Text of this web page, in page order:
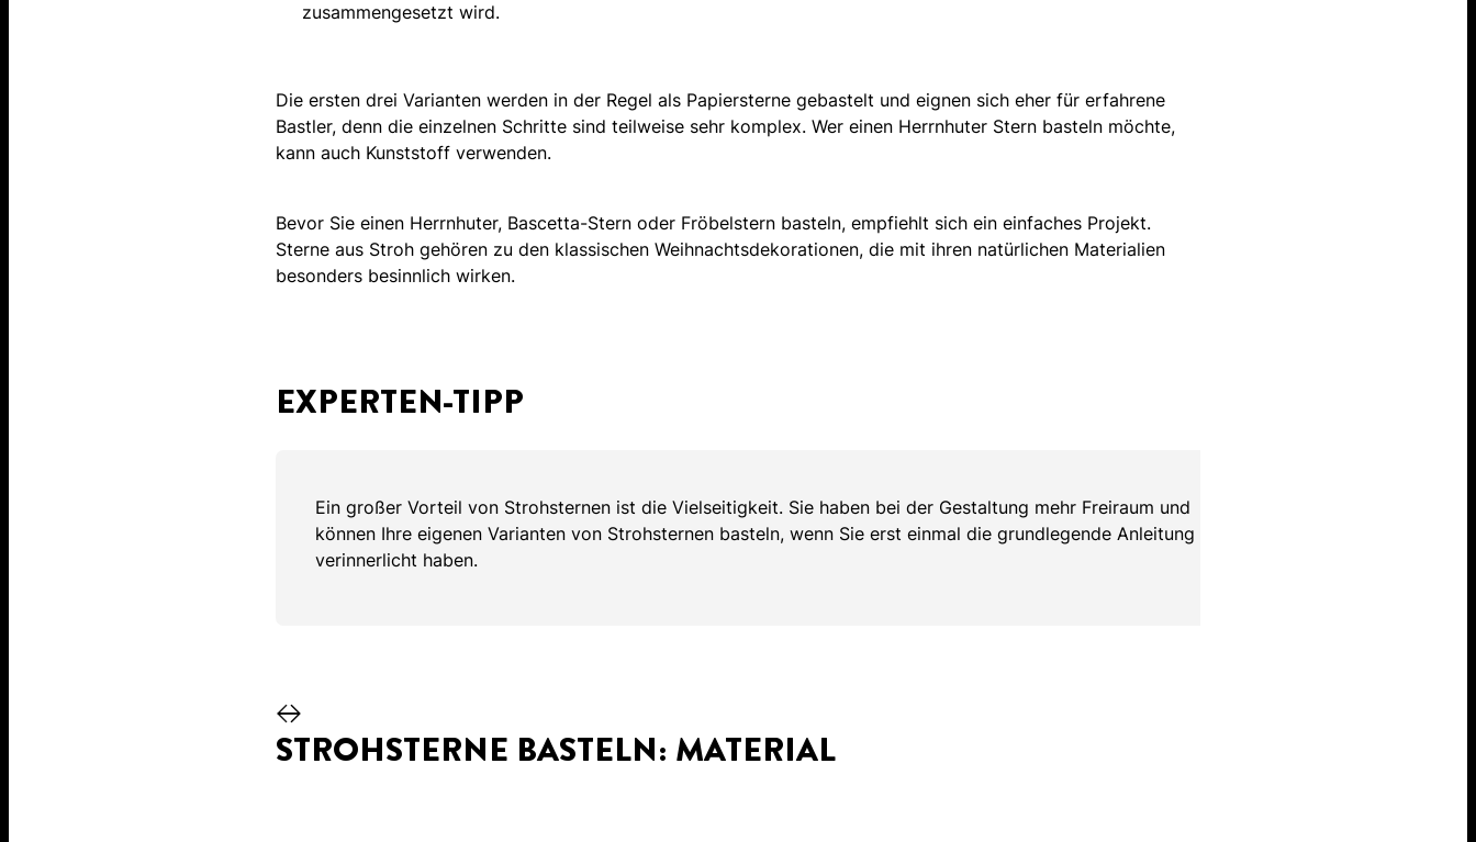
zusammengesetzt wird.
Die ersten drei Varianten werden in der Regel als Papiersterne gebastelt und eignen sich eher für erfahrene
Bastler, denn die einzelnen Schritte sind teilweise sehr komplex. Wer einen Herrnhuter Stern basteln möchte,
kann auch Kunststoff verwenden.
Bevor Sie einen Herrnhuter, Bascetta-Stern oder Fröbelstern basteln, empfiehlt sich ein einfaches Projekt.
Sterne aus Stroh gehören zu den klassischen Weihnachtsdekorationen, die mit ihren natürlichen Materialien
besonders besinnlich wirken.
EXPERTEN-TIPP
Ein großer Vorteil von Strohsternen ist die Vielseitigkeit. Sie haben bei der Gestaltung mehr Freiraum und
können Ihre eigenen Varianten von Strohsternen basteln, wenn Sie erst einmal die grundlegende Anleitung
verinnerlicht haben.
STROHSTERNE BASTELN: MATERIAL